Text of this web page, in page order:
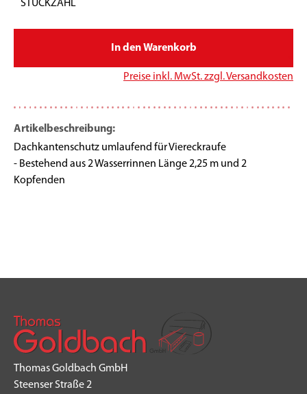
STÜCKZAHL
In den Warenkorb
Preise inkl. MwSt. zzgl. Versandkosten
Artikelbeschreibung:
Dachkantenschutz umlaufend für Viereckraufe
- Bestehend aus 2 Wasserrinnen Länge 2,25 m und 2
Kopfenden
Thomas Goldbach GmbH
Steenser Straße 2